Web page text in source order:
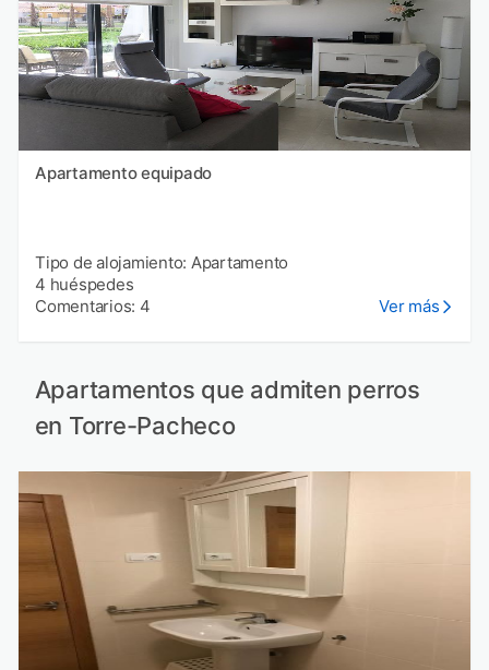
Apartamento equipado
Tipo de alojamiento: Apartamento
4 huéspedes
Comentarios: 4
Ver más
Apartamentos que admiten perros
en Torre-Pacheco